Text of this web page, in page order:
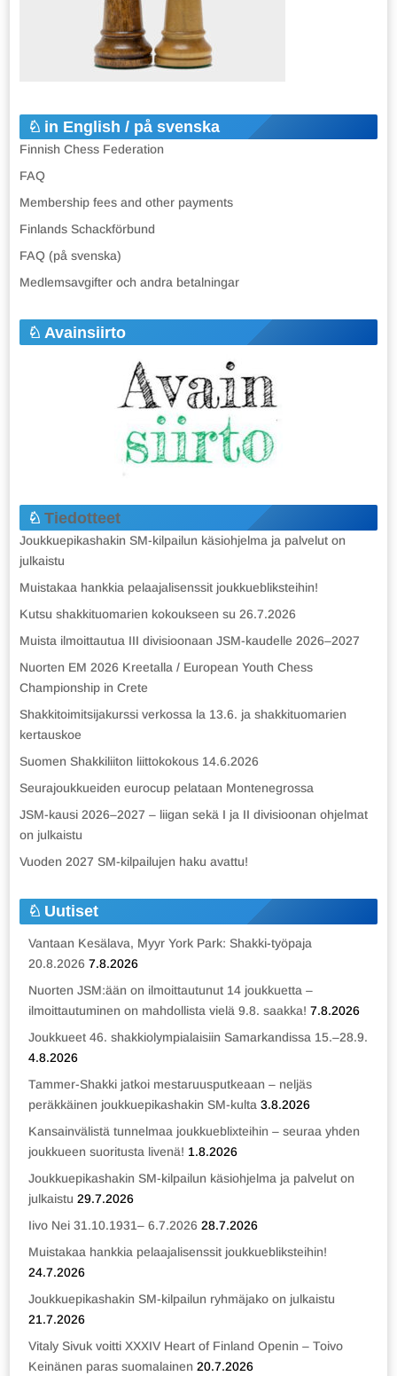
in English / på svenska
Finnish Chess Federation
FAQ
Membership fees and other payments
Finlands Schackförbund
FAQ (på svenska)
Medlemsavgifter och andra betalningar
Avainsiirto
Tiedotteet
Joukkuepikashakin SM-kilpailun käsiohjelma ja palvelut on
julkaistu
Muistakaa hankkia pelaajalisenssit joukkuebliksteihin!
Kutsu shakkituomarien kokoukseen su 26.7.2026
Muista ilmoittautua III divisioonaan JSM-kaudelle 2026–2027
Nuorten EM 2026 Kreetalla / European Youth Chess
Championship in Crete
Shakkitoimitsijakurssi verkossa la 13.6. ja shakkituomarien
kertauskoe
Suomen Shakkiliiton liittokokous 14.6.2026
Seurajoukkueiden eurocup pelataan Montenegrossa
JSM-kausi 2026–2027 – liigan sekä I ja II divisioonan ohjelmat
on julkaistu
Vuoden 2027 SM-kilpailujen haku avattu!
Uutiset
Vantaan Kesälava, Myyr York Park: Shakki-työpaja
20.8.2026 7.8.2026
Nuorten JSM:ään on ilmoittautunut 14 joukkuetta –
ilmoittautuminen on mahdollista vielä 9.8. saakka! 7.8.2026
Joukkueet 46. shakkiolympialaisiin Samarkandissa 15.–28.9.
4.8.2026
Tammer-Shakki jatkoi mestaruusputkeaan – neljäs
peräkkäinen joukkuepikashakin SM-kulta 3.8.2026
Kansainvälistä tunnelmaa joukkueblixteihin – seuraa yhden
joukkueen suoritusta livenä! 1.8.2026
Joukkuepikashakin SM-kilpailun käsiohjelma ja palvelut on
julkaistu 29.7.2026
Iivo Nei 31.10.1931– 6.7.2026 28.7.2026
Muistakaa hankkia pelaajalisenssit joukkuebliksteihin!
24.7.2026
Joukkuepikashakin SM-kilpailun ryhmäjako on julkaistu
21.7.2026
Vitaly Sivuk voitti XXXIV Heart of Finland Openin – Toivo
Keinänen paras suomalainen 20.7.2026